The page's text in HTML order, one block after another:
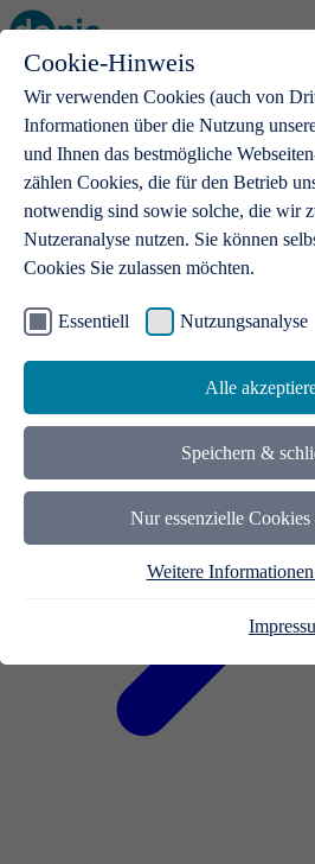
Cookie-Hinweis
Wir verwenden Cookies (auch von
Informationen über die Nutzung
und Ihnen das bestmögliche
zählen Cookies, die für den Betrieb
notwendig sind sowie solche, die wir
Nutzeranalyse nutzen. Sie können
Cookies Sie zulassen möchten.
Essentiell Nutzungsanalyse
Alle
Speichern &
Nur essenzielle Cookies
Weitere
Open main menu
.de-Domains
Mit einer .de-Domain erhalten Ideen eine